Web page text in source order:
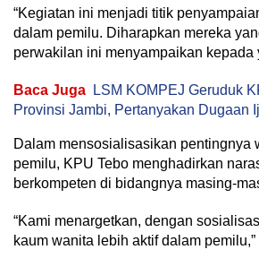
“Kegiatan ini menjadi titik
dalam pemilu. Diharapkan mereka
perwakilan ini menyampaikan kepada
Baca Juga
LSM KOMPEJ Geruduk
Provinsi Jambi, Pertanyakan Dugaan
Dalam mensosialisasikan pentingnya
pemilu, KPU Tebo menghadirkan
berkompeten di bidangnya masing-
“Kami menargetkan, dengan
kaum wanita lebih aktif dalam